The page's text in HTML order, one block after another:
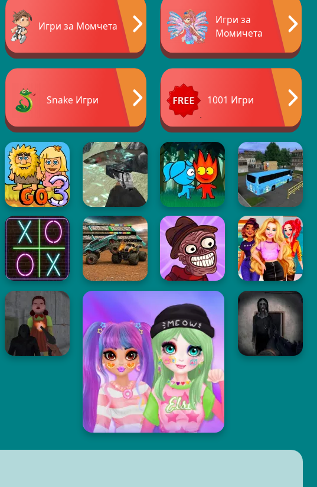
Игри за Момчета
Игри за
Момичета
Snake Игри 1001 Игри